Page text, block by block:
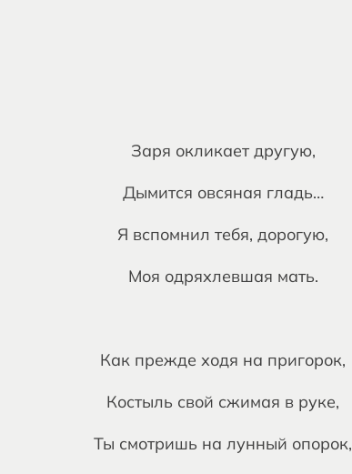
Заря окликает другую,
Дымится овсяная гладь…
Я вспомнил тебя, дорогую,
Моя одряхлевшая мать.
Как прежде ходя на пригорок,
Костыль свой сжимая в руке,
Ты смотришь на лунный опорок,